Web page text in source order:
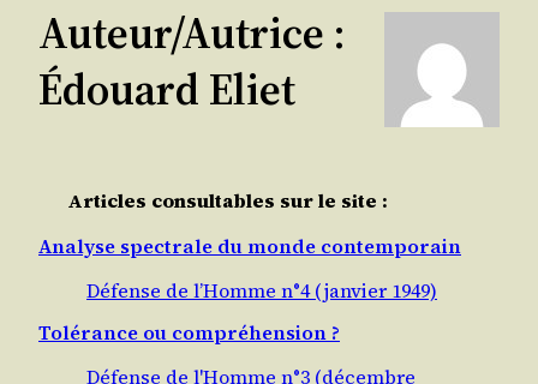
Auteur/autrice :
Édouard Eliet
Articles consultables sur le site :
Analyse spectrale du monde contemporain
Défense de l’Homme n°4 (janvier 1949)
Tolérance ou compréhension ?
Défense de l'Homme n°3 (décembre